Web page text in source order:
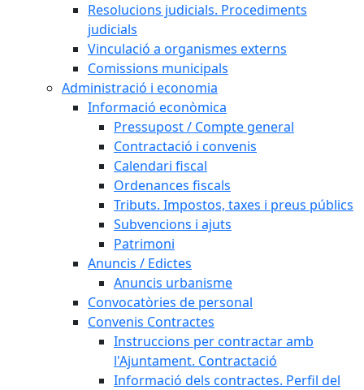
Resolucions judicials. Procediments
judicials
Vinculació a organismes externs
Comissions municipals
Administració i economia
Informació econòmica
Pressupost / Compte general
Contractació i convenis
Calendari fiscal
Ordenances fiscals
Tributs. Impostos, taxes i preus públics
Subvencions i ajuts
Patrimoni
Anuncis / Edictes
Anuncis urbanisme
Convocatòries de personal
Convenis Contractes
Instruccions per contractar amb
l'Ajuntament. Contractació
Informació dels contractes. Perfil del